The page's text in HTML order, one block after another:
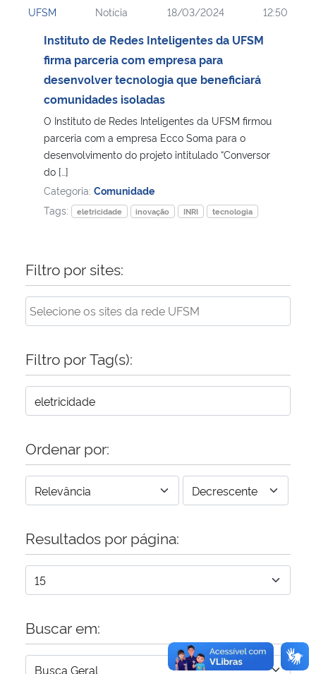
Ministério da Cidadania
Ministério de Minas e Energia
Ministério da Ciência, Tecnologia, Inovações e Comunicações
Ministério do Meio Ambiente
Ministério do Turismo
Controladoria-Geral da União
Ministério da Mulher, da Família e dos Direitos Humanos
Secretaria de Governo
Advocacia-Geral da União
Banco Central do Brasil
Planalto
UFSM Notícia 18/03/2024 12:50
Instituto de Redes Inteligentes da UFSM
firma parceria com empresa para
desenvolver tecnologia que beneficiará
comunidades isoladas
O Instituto de Redes Inteligentes da UFSM firmou
parceria com a empresa Ecco Soma para o
desenvolvimento do projeto intitulado “Conversor
do […]
Categoria: Comunidade
Tags:
eletricidade inovação INRI tecnologia
Filtro por sites:
Filtro por Tag(s):
Ordenar por:
Resultados por página:
Buscar em: